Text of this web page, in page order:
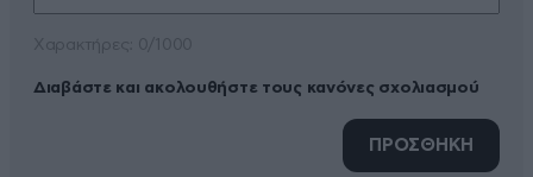
Διαβάστε και ακολουθήστε τους κανόνες σχολιασμού
ΠΡΟΣΘΗΚΗ